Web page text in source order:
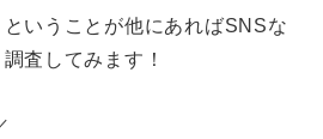
ということが他にあればSNSな
査してみます！